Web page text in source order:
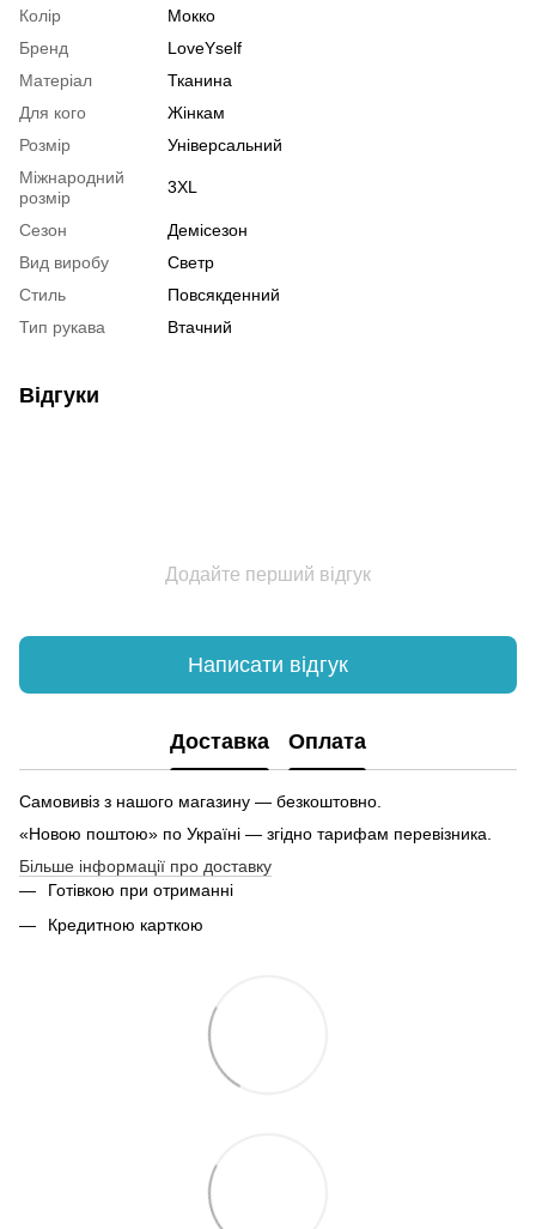
Колір
Мокко
Бренд
LoveYself
Матеріал
Тканина
Для кого
Жінкам
Розмір
Універсальний
Міжнародний
розмір
3XL
Сезон
Демісезон
Вид виробу
Светр
Стиль
Повсякденний
Тип рукава
Втачний
Відгуки
Додайте перший відгук
Написати відгук
Доставка Оплата
Самовивіз з нашого магазину — безкоштовно.
«Новою поштою» по Україні — згідно тарифам перевізника.
Більше інформації про доставку
Готівкою при отриманні
Кредитною карткою